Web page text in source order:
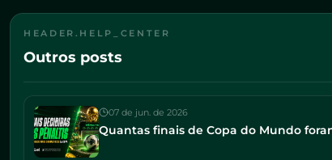
HEADER.HELP_CENTER
Outros posts
07 de jun. de 2026
Quantas finais de Copa do Mundo